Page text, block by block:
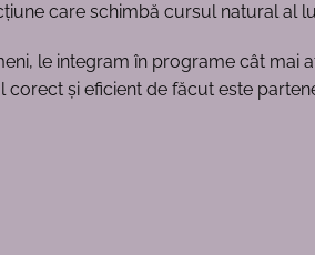
care schimbă cursul natural al
le integram în programe cât
și eficient de făcut este